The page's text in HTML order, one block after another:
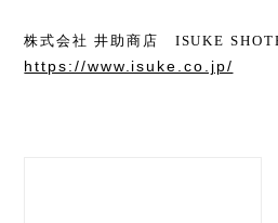
株式会社 井助商店 ISUKE
https://www.isuke.co.jp/